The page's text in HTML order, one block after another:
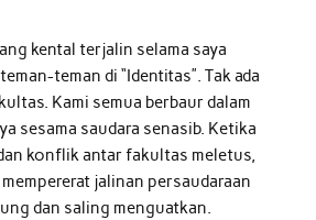
kental terjalin selama saya
teman di “Identitas”. Tak ada
Kami semua berbaur dalam
sesama saudara senasib. Ketika
konflik antar fakultas meletus,
jalinan persaudaraan
dan saling menguatkan.